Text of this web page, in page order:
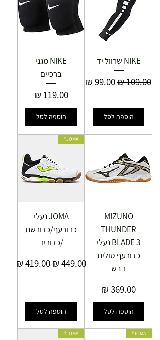
NIKE שרוול יד
מחיר רגילמחיר מבצע
הוספה לסל
NIKE מגני
ברכיים
מחיר‏119.00 ‏₪
הוספה לסל
MIZUNO
THUNDER
BLADE 3 נעלי
כדורעף סולית
דבש
מחיר‏369.00 ‏₪
הוספה לסל
JOMA®
JOMA נעלי
כדורעף/כדורשת
/כדוריד
מחיר רגיל‏449.00 ‏₪ מחיר מבצע‏419.00 ‏₪
הוספה לסל
JOMA®
JOMA®